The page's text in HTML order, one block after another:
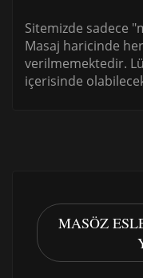
Sitemizde sadece
Masaj haricinde
verilmemektedir.
içerisinde
MASÖZ